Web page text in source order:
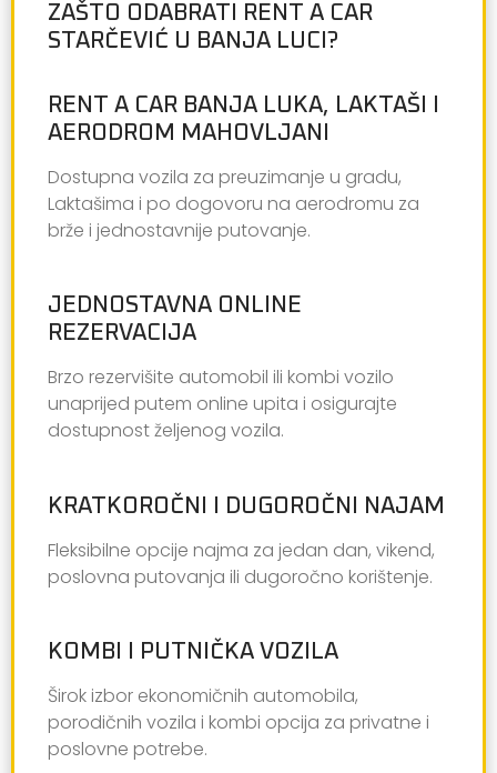
ZAŠTO ODABRATI RENT A CAR
STARČEVIĆ U BANJA LUCI?
RENT A CAR BANJA LUKA, LAKTAŠI I
AERODROM MAHOVLJANI
Dostupna vozila za preuzimanje u gradu,
Laktašima i po dogovoru na aerodromu za
brže i jednostavnije putovanje.
JEDNOSTAVNA ONLINE
REZERVACIJA
Brzo rezervišite automobil ili kombi vozilo
unaprijed putem online upita i osigurajte
dostupnost željenog vozila.
KRATKOROČNI I DUGOROČNI NAJAM
Fleksibilne opcije najma za jedan dan, vikend,
poslovna putovanja ili dugoročno korištenje.
KOMBI I PUTNIČKA VOZILA
Širok izbor ekonomičnih automobila,
porodičnih vozila i kombi opcija za privatne i
poslovne potrebe.